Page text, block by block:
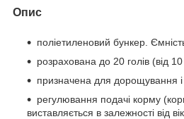
Опис
поліетиленовий бункер.
розрахована до 20 голів (від 10
призначена для дорощування і
регулювання подачі корму
виставляється в залежності від